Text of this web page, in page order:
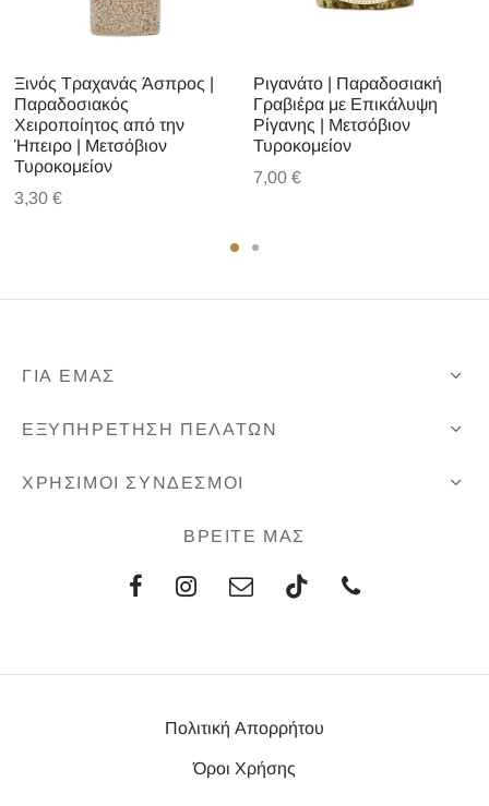
Ξινός Τραχανάς Άσπρος |
Παραδοσιακός
Χειροποίητος από την
Ήπειρο | Μετσόβιον
Τυροκομείον
3,30 €
Ριγανάτο | Παραδοσιακή
Γραβιέρα με Επικάλυψη
Ρίγανης | Μετσόβιον
Τυροκομείον
7,00 €
ΓΙΑ ΕΜΑΣ
ΕΞΥΠΗΡΕΤΗΣΗ ΠΕΛΑΤΩΝ
ΧΡΗΣΙΜΟΙ ΣΥΝΔΕΣΜΟΙ
ΒΡΕΙΤΕ ΜΑΣ
Πολιτική Απορρήτου
Όροι Χρήσης